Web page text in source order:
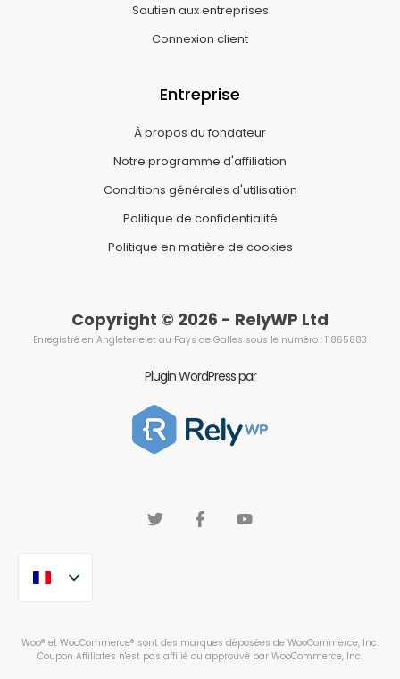
Soutien aux entreprises
Connexion client
Entreprise
À propos du fondateur
Notre programme d'affiliation
Conditions générales d'utilisation
Politique de confidentialité
Politique en matière de cookies
Copyright © 2026 - RelyWP Ltd
Enregistré en Angleterre et au Pays de Galles sous le numéro : 11865883
Plugin WordPress par
Woo® et WooCommerce® sont des marques déposées de WooCommerce, Inc.
Coupon Affiliates n'est pas affilié ou approuvé par WooCommerce, Inc.